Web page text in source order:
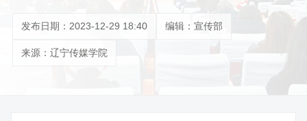
发布日期：2023-12-29 18:40 编辑：宣传部
来源：辽宁传媒学院